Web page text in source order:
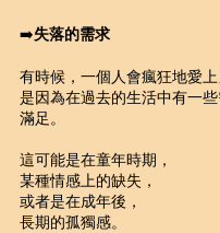
➡️失落的需求
有時候，一個人會瘋狂地愛上
是因為在過去的生活中有一
滿足。
這可能是在童年時期，
某種情感上的缺失，
或者是在成年後，
長期的孤獨感。